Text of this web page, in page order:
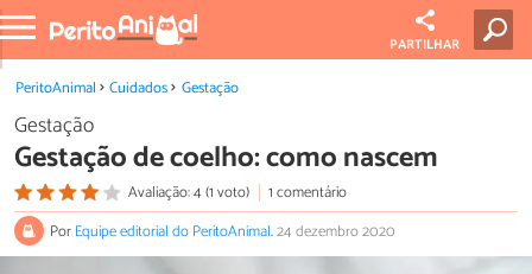
PARTILHAR
PeritoAnimal Cuidados Gestação
Gestação
Gestação de coelho: como nascem
Avaliação: 4 (1 voto)
1 comentário
PorEquipe editorial do PeritoAnimal.24 dezembro 2020